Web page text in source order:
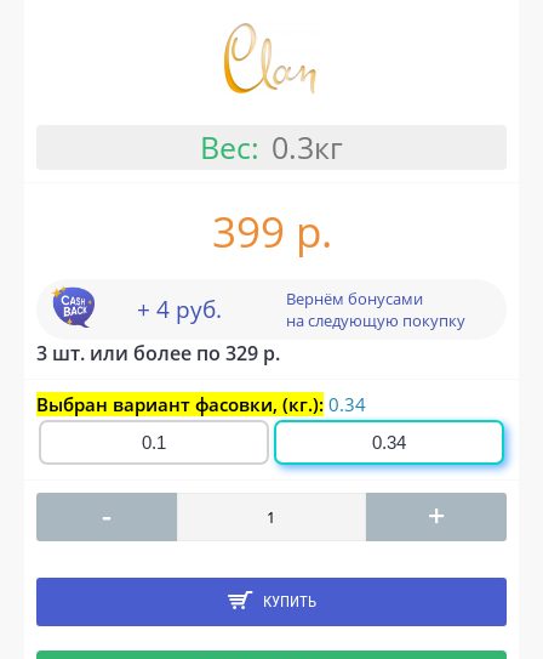
Вес: 0.3кг
399 р.
+ 4 руб.
Вернём бонусами
на следующую покупку
3 шт. или более по 329 р.
Выбран вариант фасовки, (кг.): 0.34
0.1 0.34
- +
КУПИТЬ